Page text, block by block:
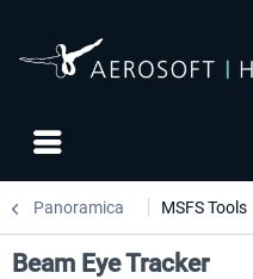
Panoramica MSFS Tools
Beam Eye Tracker